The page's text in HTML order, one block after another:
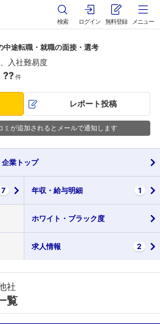
検索 ログイン 無料登録 メニュー
中途転職・就職の面接・選考
入社難易度
??件
レポート投稿
ミが追加されるとメールで通知します
企業 トップ
7 年収・ 給与明細 1
ホワイト・ ブラック度
求人情報 2
社
覧